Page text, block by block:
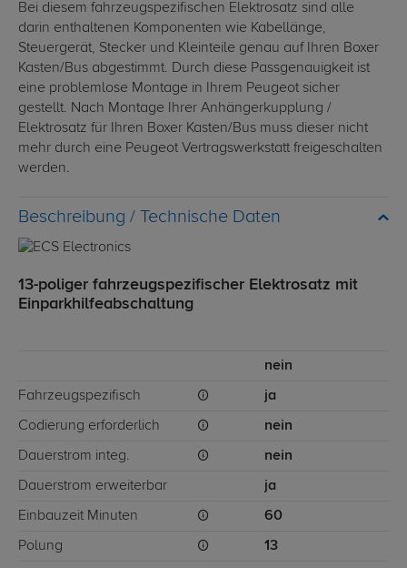
Bei diesem fahrzeugspezifischen Elektrosatz sind alle
darin enthaltenen Komponenten wie Kabellänge,
Steuergerät, Stecker und Kleinteile genau auf Ihren Boxer
Kasten/Bus abgestimmt. Durch diese Passgenauigkeit ist
eine problemlose Montage in Ihrem Peugeot sicher
gestellt. Nach Montage Ihrer Anhängerkupplung /
Elektrosatz für Ihren Boxer Kasten/Bus muss dieser nicht
mehr durch eine Peugeot Vertragswerkstatt freigeschalten
werden.
Technische Daten
13-poliger fahrzeugspezifischer Elektrosatz mit
Einparkhilfeabschaltung
nein
Fahrzeugspezifisch ja
Codierung erforderlich nein
Dauerstrom integ. nein
Dauerstrom erweiterbar ja
Einbauzeit Minuten 60
Polung 13